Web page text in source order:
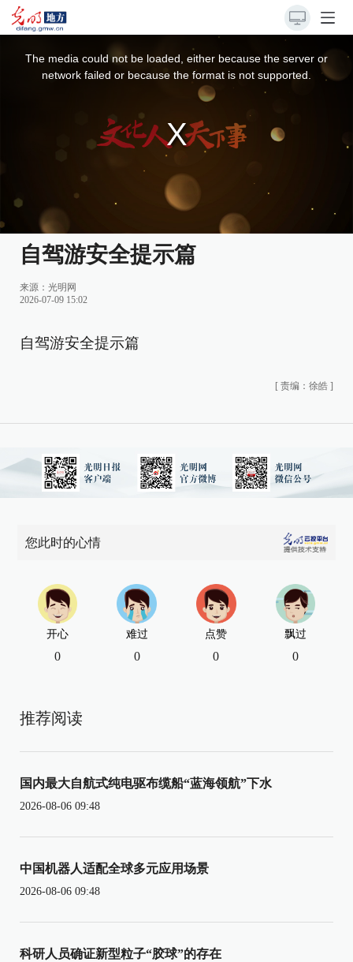
The media could not be loaded, either because the server or
network failed or because the format is not supported.
自驾游安全提示篇
来源：光明网
2026-07-09 15:02
自驾游安全提示篇
[ 责编：徐皓 ]
您此时的心情
开心
0
难过
0
点赞
0
飘过
0
推荐阅读
国内最大自航式纯电驱布缆船“蓝海领航”下水
2026-08-06 09:48
中国机器人适配全球多元应用场景
2026-08-06 09:48
科研人员确证新型粒子“胶球”的存在